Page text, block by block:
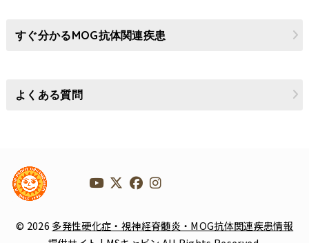
すぐ分かるMOG抗体関連疾患
よくある質問
© 2026 多発性硬化症・視神経脊髄炎・MOG抗体関連疾患情報